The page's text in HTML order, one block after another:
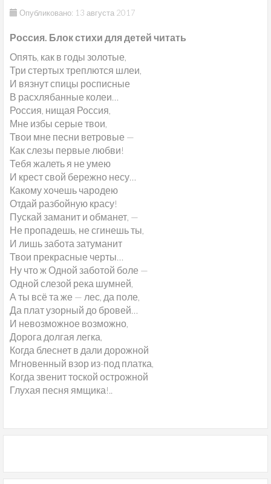
Опубликовано: 13 августа 2017
Россия. Блок стихи для детей читать
Опять, как в годы золотые,
Три стертых треплются шлеи,
И вязнут спицы росписные
В расхлябанные колеи…
Россия, нищая Россия,
Мне избы серые твои,
Твои мне песни ветровые —
Как слезы первые любви!
Тебя жалеть я не умею
И крест свой бережно несу…
Какому хочешь чародею
Отдай разбойную красу!
Пускай заманит и обманет, —
Не пропадешь, не сгинешь ты,
И лишь забота затуманит
Твои прекрасные черты…
Ну что ж Одной заботой боле —
Одной слезой река шумней,
А ты всё та же — лес, да поле,
Да плат узорный до бровей…
И невозможное возможно,
Дорога долгая легка,
Когда блеснет в дали дорожной
Мгновенный взор из-под платка,
Когда звенит тоской острожной
Глухая песня ямщика!..